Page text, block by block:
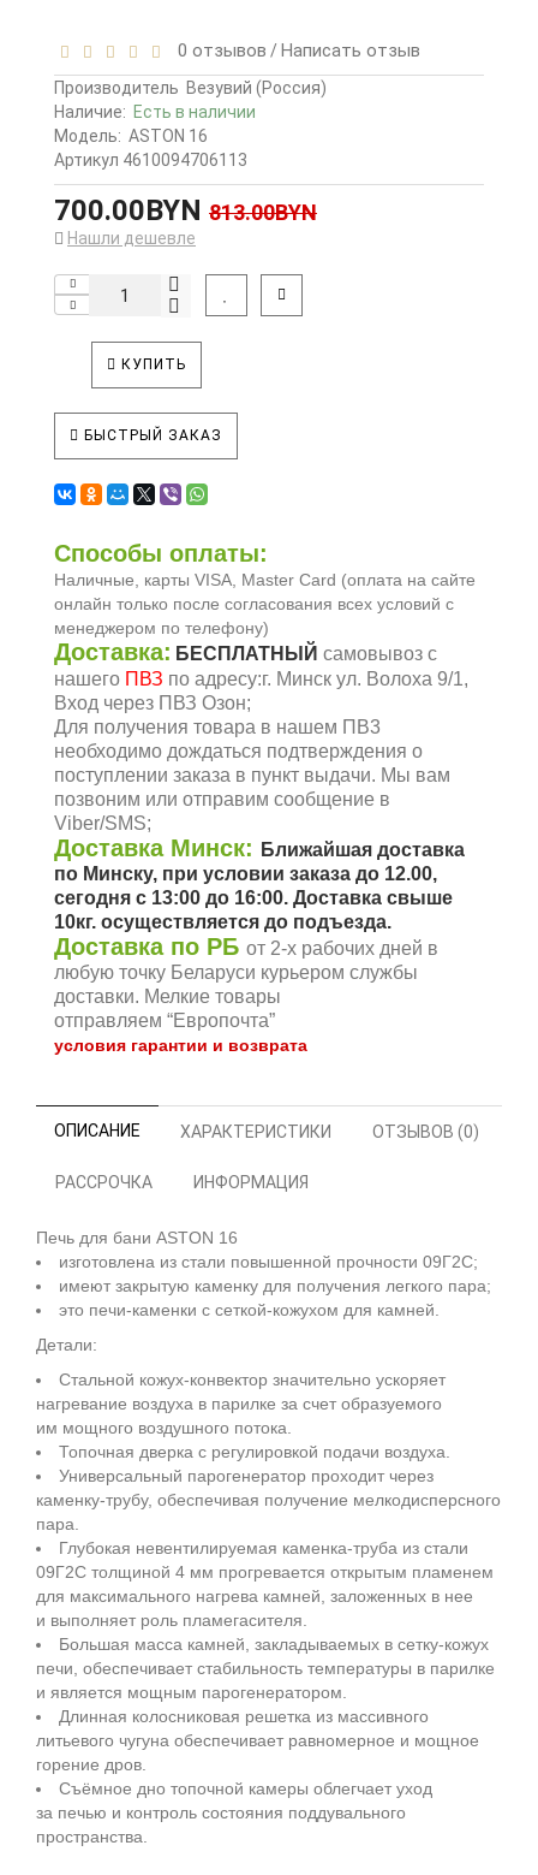
0 отзывов /Написать отзыв
Производитель Везувий (Россия)
Наличие: Есть в наличии
Модель: ASTON 16
Артикул 4610094706113
700.00BYN 813.00BYN
Нашли дешевле
КУПИТЬ
БЫСТРЫЙ ЗАКАЗ
Способы оплаты:
Наличные, карты VISA, Master Card (оплата на сайте
онлайн только после согласования всех условий с
менеджером по телефону)
Доставка: БЕСПЛАТНЫЙ самовывоз с
нашего ПВЗ по адресу:г. Минск ул. Волоха 9/1,
Вход через ПВЗ Озон;
Для получения товара в нашем ПВ3
необходимо дождаться подтверждения о
поступлении заказа в пункт выдачи. Мы вам
позвоним или отправим сообщение в
Viber/SMS;
Доставка Минск:
Ближайшая доставка
по Минску, при условии заказа до 12.00,
сегодня c 13:00 до 16:00. Доставка свыше
10кг. осуществляется до подъезда.
Доставка по РБ от 2-x рабочих дней в
любую точку Беларуси курьером службы
доставки. Мелкие товары
отправляем “Европочта”
условия гарантии и возврата
ОПИСАНИЕ ХАРАКТЕРИСТИКИ ОТЗЫВОВ (0)
РАССРОЧКА ИНФОРМАЦИЯ
Печь для бани ASTON 16
изготовлена из стали повышенной прочности 09Г2С;
имеют закрытую каменку для получения легкого пара;
это печи-каменки с сеткой-кожухом для камней.
Детали:
Стальной кожух-конвектор значительно ускоряет
нагревание воздуха в парилке за счет образуемого
им мощного воздушного потока.
Топочная дверка с регулировкой подачи воздуха.
Универсальный парогенератор проходит через
каменку-трубу, обеспечивая получение мелкодисперсного
пара.
Глубокая невентилируемая каменка-труба из стали
09Г2С толщиной 4 мм прогревается открытым пламенем
для максимального нагрева камней, заложенных в нее
и выполняет роль пламегасителя.
Большая масса камней, закладываемых в сетку-кожух
печи, обеспечивает стабильность температуры в парилке
и является мощным парогенератором.
Длинная колосниковая решетка из массивного
литьевого чугуна обеспечивает равномерное и мощное
горение дров.
Съёмное дно топочной камеры облегчает уход
за печью и контроль состояния поддувального
пространства.